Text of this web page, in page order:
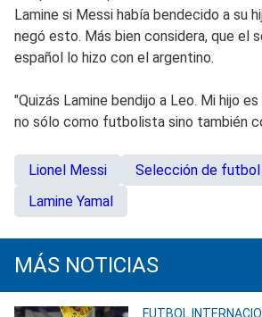
Lamine si Messi había bendecido a su
negó esto. Más bien considera, que el
español lo hizo con el argentino.
"Quizás Lamine bendijo a Leo. Mi hijo
no sólo como futbolista sino también
Lionel Messi
Selección de futbol
Lamine Yamal
MÁS NOTICIAS
FUTBOL